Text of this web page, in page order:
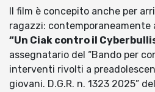
Il film è concepito anche per
ragazzi: contemporaneamente
“Un Ciak contro il
assegnatario del “Bando per
interventi rivolti a
giovani. D.G.R. n. 1323 2025”